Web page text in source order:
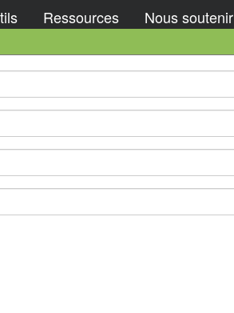
Ressources Nous soutenir